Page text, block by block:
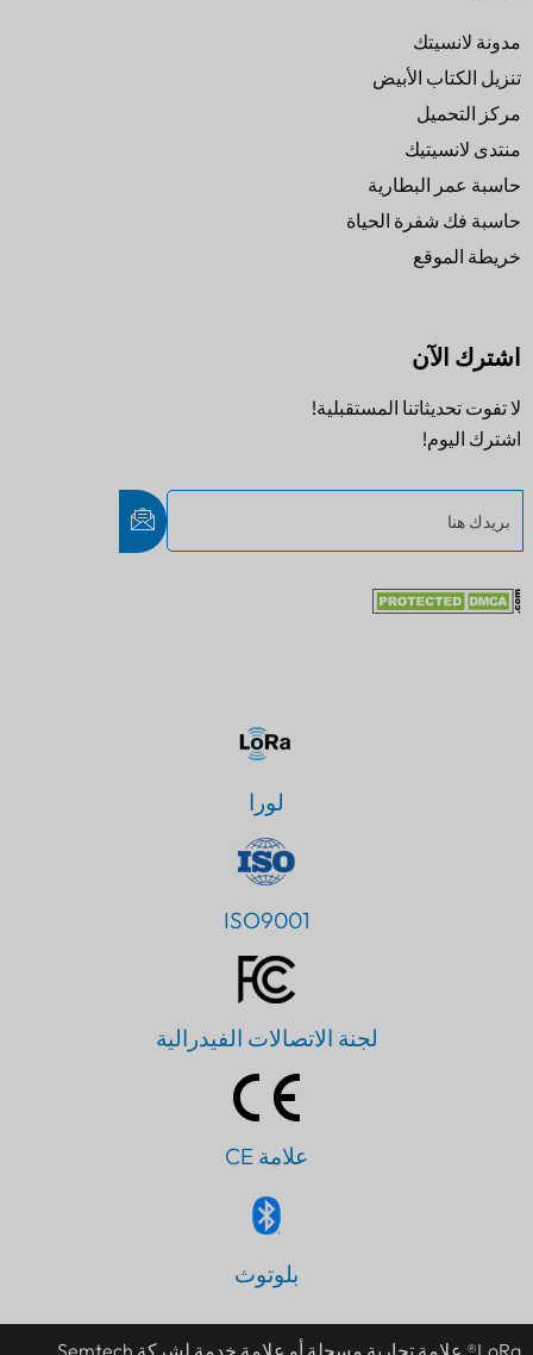
مدونة لانسيتك
تنزيل الكتاب الأبيض
مركز التحميل
منتدى لانسيتيك
حاسبة عمر البطارية
حاسبة فك شفرة الحياة
خريطة الموقع
اشترك الآن
لا تفوت تحديثاتنا المستقبلية!
اشترك اليوم!
لورا
ISO9001
لجنة الاتصالات الفيدرالية
علامة CE
بلوتوث
LoRa® علامة تجارية مسجلة أو علامة خدمة لشركة Semtech
JA